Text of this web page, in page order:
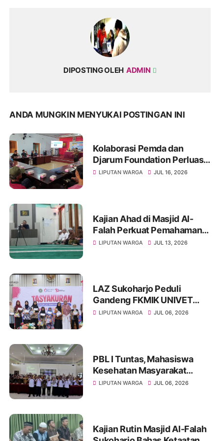
DIPOSTING OLEH ADMIN
ANDA MUNGKIN MENYUKAI POSTINGAN INI
Kolaborasi Pemda dan
Djarum Foundation Perluas
Akses Sanitasi Layak di
LIPUTAN WARGA JUL 16, 2026
Kajian Ahad di Masjid Al-
Falah Perkuat Pemahaman
Sunnah dan Tingkatkan
LIPUTAN WARGA JUL 13, 2026
LAZ Sukoharjo Peduli
Gandeng FKMIK UNIVET
BANTARA Santuni Anak
LIPUTAN WARGA JUL 06, 2026
PBL I Tuntas, Mahasiswa
Kesehatan Masyarakat
UNIVET BANTARA Siap
LIPUTAN WARGA JUL 06, 2026
Kajian Rutin Masjid Al-Falah